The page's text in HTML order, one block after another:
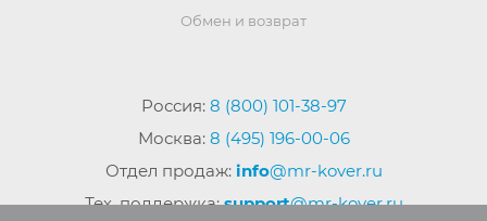
Обмен и возврат
Россия: 8 (800) 101-38-97
Москва: 8 (495) 196-00-06
Отдел продаж: info@mr-kover.ru
Тех. поддержка:support@mr-kover.ru